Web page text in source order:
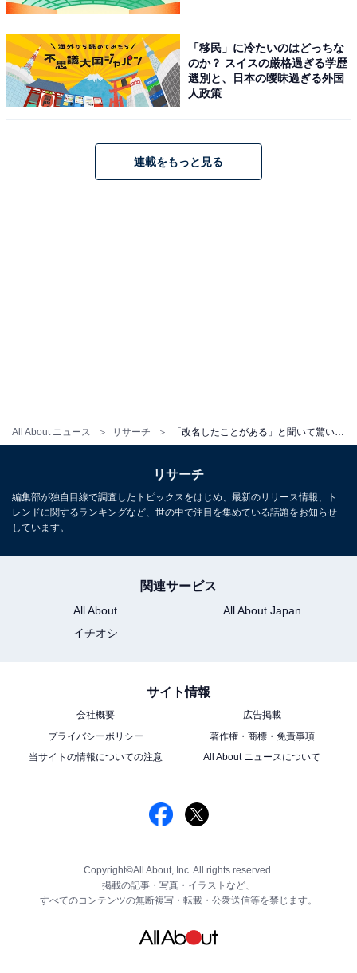
All About ニュース リサーチ 「改名したことがある」と聞いて驚いたアイドル・アーティストランキング！ 「DOMOTO」を抑えた1位は？
「移民」に冷たいのはどっちな
のか？ スイスの厳格過ぎる学歴
選別と、日本の曖昧過ぎる外国
人政策
連載をもっと見る
リサーチ
編集部が独自目線で調査したトピックスをはじめ、最新のリリース情報、ト
レンドに関するランキングなど、世の中で注目を集めている話題をお知らせ
しています。
関連サービス
All About
All About Japan
イチオシ
サイト情報
会社概要
広告掲載
プライバシーポリシー
著作権・商標・免責事項
当サイトの情報についての注意
All About ニュースについて
Copyright©All About, Inc. All rights reserved.
掲載の記事・写真・イラストなど、
すべてのコンテンツの無断複写・転載・公衆送信等を禁じます。